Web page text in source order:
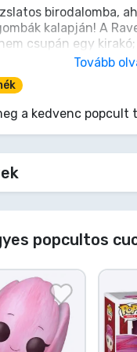
birodalomba,
kalapján! A
csupán egy
egy újabb
sötétben világító
kel. Merülj el a
csodáit! Ez a
Tovább
a kedvenc popcult
popcultos